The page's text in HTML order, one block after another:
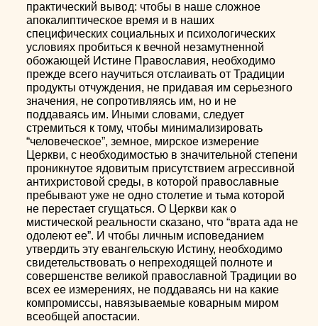
практический вывод: чтобы в наше сложное
апокалиптическое время и в наших
специфических социальных и психологических
условиях пробиться к вечной незамутненной
обожающей Истине Православия, необходимо
прежде всего научиться отслаивать от Традиции
продукты отчуждения, не придавая им серьезного
значения, не сопротивляясь им, но и не
поддаваясь им. Иными словами, следует
стремиться к тому, чтобы минимализировать
“человеческое”, земное, мирское измерение
Церкви, с необходимостью в значительной степени
проникнутое ядовитым присутствием агрессивной
антихристовой среды, в которой православные
пребывают уже не одно столетие и тьма которой
не перестает сгущаться. О Церкви как о
мистической реальности сказано, что “врата ада не
одолеют ее”. И чтобы личным исповеданием
утвердить эту евангельскую Истину, необходимо
свидетельствовать о непреходящей полноте и
совершенстве великой православной Традиции во
всех ее измерениях, не поддаваясь ни на какие
компромиссы, навязываемые коварным миром
всеобщей апостасии.